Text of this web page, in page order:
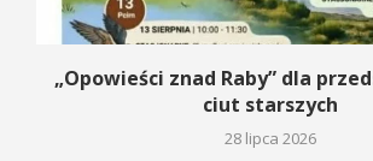
„Opowieści znad Raby” dla
ciut starszych
28 lipca 2026